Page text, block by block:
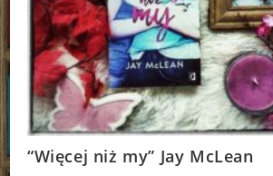
“Więcej niż my” Jay McLean